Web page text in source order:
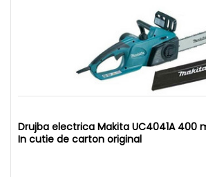
Drujba electrica Makita UC4041A 400
In cutie de carton original